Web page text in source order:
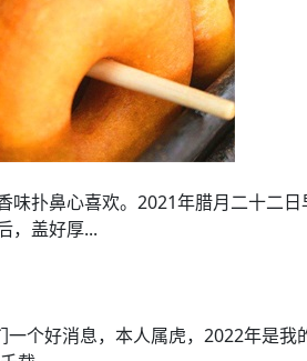
扑鼻心喜欢。2021年腊月二十二
，盖好厚...
个好消息，本人属虎，2022年是